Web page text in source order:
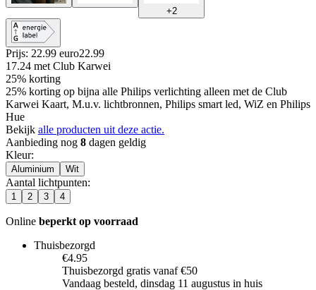
+2
Prijs: 22.99 euro22.99
17.24 met Club Karwei
25% korting
25% korting op bijna alle Philips verlichting alleen met de Club
Karwei Kaart, M.u.v. lichtbronnen, Philips smart led, WiZ en Philips
Hue
Bekijk alle producten uit deze actie.
Aanbieding nog 8 dagen geldig
Kleur:
Aluminium Wit
Aantal lichtpunten:
1 2 3 4
Online beperkt op voorraad
Thuisbezorgd
€4.95
Thuisbezorgd gratis vanaf €50
Vandaag besteld, dinsdag 11 augustus in huis